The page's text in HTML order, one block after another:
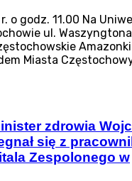
o godz. 11.00 Na
ul.
Miasta
zdrowia
się z
Zespolonego w